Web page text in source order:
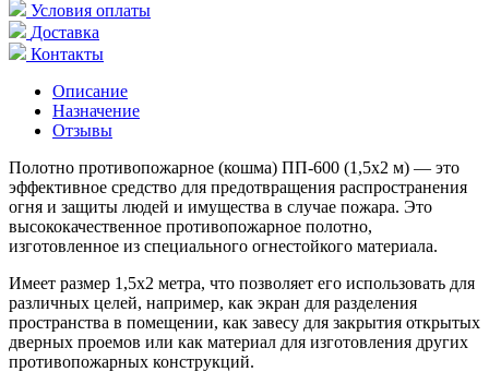
Условия оплаты
Доставка
Контакты
Описание
Назначение
Отзывы
Полотно противопожарное (кошма) ПП-600 (1,5х2 м) — это
эффективное средство для предотвращения распространения
огня и защиты людей и имущества в случае пожара. Это
высококачественное противопожарное полотно,
изготовленное из специального огнестойкого материала.
Имеет размер 1,5х2 метра, что позволяет его использовать для
различных целей, например, как экран для разделения
пространства в помещении, как завесу для закрытия открытых
дверных проемов или как материал для изготовления других
противопожарных конструкций.